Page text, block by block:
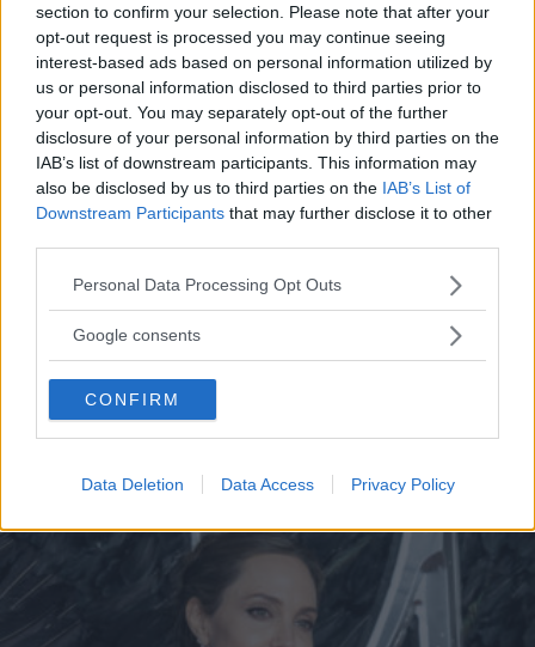
section to confirm your selection. Please note that after your
opt-out request is processed you may continue seeing
interest-based ads based on personal information utilized by
us or personal information disclosed to third parties prior to
your opt-out. You may separately opt-out of the further
disclosure of your personal information by third parties on the
IAB’s list of downstream participants. This information may
also be disclosed by us to third parties on the IAB’s List of
Downstream Participants that may further disclose it to other
Please note that this website/app uses one or more Google
not limited to your visit or usage behaviour. You may click to
use your data for below specified purposes in below Google
consent section.
Personal Data Processing Opt Outs
Google consents
CONFIRM
Data Deletion Data Access Privacy Policy
MODA
Chin cuff, tutto sul piercing-
gioiello di Angelina Jolie
Angelina Jolie è apparsa sul red carpet a Los Angeles con
un accessorio insolito e particolare: secondo alcuni il suo
chin cuff è già diventato un simbolo